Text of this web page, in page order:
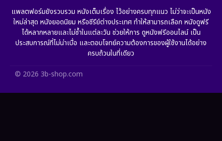
HBO GO (11)
HBO Max (2)
Healing
Heist (7)
แพลตฟอร์มยังรวบรวม หนังเต็มเรื่อง ไว้อย่างครบทุกแนว ไม่ว่าจะเป็นหนัง
ใหม่ล่าสุด หนังยอดนิยม หรือซีรีย์ต่างประเทศ ทำให้สามารถเลือก หนังดูฟรี
ได้หลากหลายและไม่ซ้ำในแต่ละวัน ช่วยให้การ ดูหนังฟรีออนไลน์ เป็น
ประสบการณ์ที่ไม่น่าเบื่อ และตอบโจทย์ความต้องการของผู้ใช้งานได้อย่าง
ครบถ้วนในที่เดียว
© 2026 3b-shop.com